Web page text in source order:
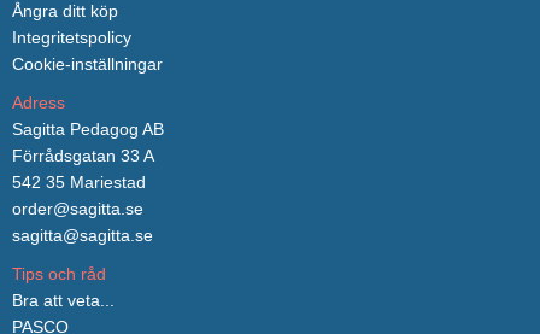
Ångra ditt köp
Integritetspolicy
Cookie-inställningar
Adress
Sagitta Pedagog AB
Förrådsgatan 33 A
542 35 Mariestad
order@sagitta.se
sagitta@sagitta.se
Tips och råd
Bra att veta...
PASCO